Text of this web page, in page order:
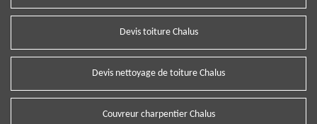
Devis toiture Chalus
Devis nettoyage de toiture Chalus
Couvreur charpentier Chalus